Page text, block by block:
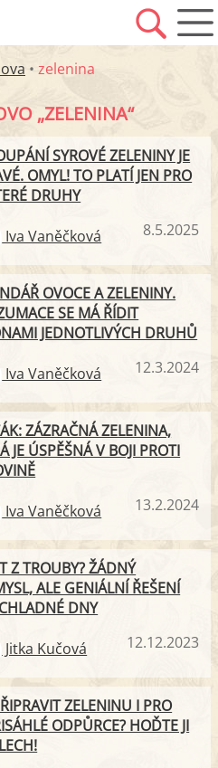
• zelenina
„ZELENINA“
SYROVÉ ZELENINY JE
OMYL! TO PLATÍ JEN PRO
DRUHY
Iva Vaněčková 8.5.2025
OVOCE A ZELENINY.
SE MÁ ŘÍDIT
JEDNOTLIVÝCH DRUHŮ
Iva Vaněčková 12.3.2024
ZÁZRAČNÁ ZELENINA,
JE ÚSPĚŠNÁ V BOJI PROTI
Iva Vaněčková 13.2.2024
Z TROUBY? ŽÁDNÝ
ALE GENIÁLNÍ ŘEŠENÍ
DNY
Jitka Kučová 12.12.2023
ZELENINU I PRO
ODPŮRCE? HOĎTE JI